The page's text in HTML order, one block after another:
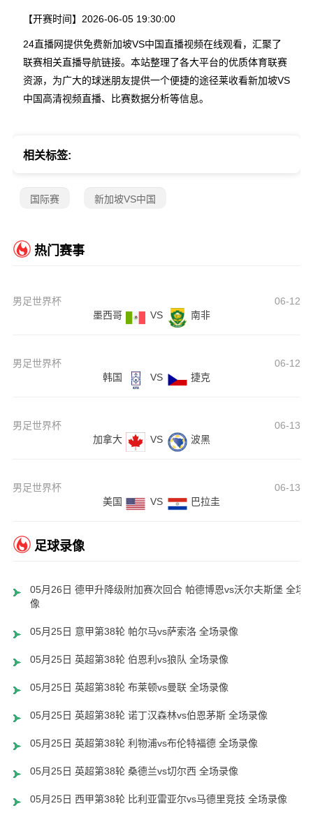
【开赛时间】 2026-06-05 19:30:00
24直播网提供免费新加坡VS中国直播视频在线观看，汇聚了
联赛相关直播导航链接。本站整理了各大平台的优质体育联赛
资源，为广大的球迷朋友提供一个便捷的途径莱收看新加坡VS
中国高清视频直播、比赛数据分析等信息。
相关标签:
国际赛 新加坡VS中国
热门赛事
男足世界杯
06-12
墨西哥
VS 南非
男足世界杯
06-12
韩国
VS 捷克
男足世界杯
06-13
加拿大
VS 波黑
男足世界杯
06-13
美国
VS 巴拉圭
足球录像
05月26日 德甲升降级附加赛次回合 帕德博恩vs沃尔夫斯堡 全场
像
05月25日 意甲第38轮 帕尔马vs萨索洛 全场录像
05月25日 英超第38轮 伯恩利vs狼队 全场录像
05月25日 英超第38轮 布莱顿vs曼联 全场录像
05月25日 英超第38轮 诺丁汉森林vs伯恩茅斯 全场录像
05月25日 英超第38轮 利物浦vs布伦特福德 全场录像
05月25日 英超第38轮 桑德兰vs切尔西 全场录像
05月25日 西甲第38轮 比利亚雷亚尔vs马德里竞技 全场录像